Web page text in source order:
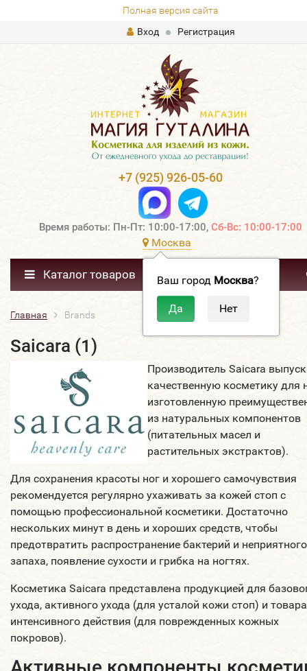
Полная версия сайта
Вход
Регистрация
+7 (925) 926-05-60
Время работы: Пн-Пт: 10:00-17:00, Сб-Вс: 10:00-17:00
Москва
Ваш город Москва?
Каталог товаров
Главная Brands
Saicara (1)
Производитель Saicara
качественную косметику для
изготовленную
из натуральных компонентов
(питательных масел и
растительных экстрактов).
Для сохранения красоты ног и хорошего самочувствия
рекомендуется регулярно ухаживать за кожей стоп с
помощью профессиональной косметики. Достаточно
нескольких минут в день и хороших средств, чтобы
предотвратить распространение бактерий и неприятного
запаха, появление сухости и грибка на ногтях.
Косметика Saicara представлена продукцией для
ухода, активного ухода (для усталой кожи стоп) и
интенсивного действия (для поврежденных кожных
покровов).